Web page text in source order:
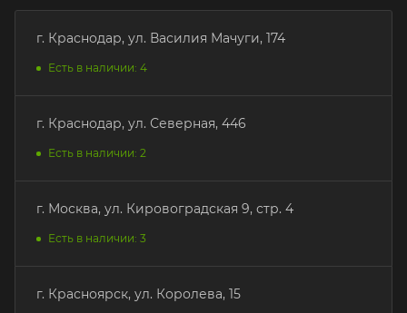
г. Краснодар, ул. Василия Мачуги, 174
Есть в наличии: 4
г. Краснодар, ул. Северная, 446
Есть в наличии: 2
г. Москва, ул. Кировоградская 9, стр. 4
Есть в наличии: 3
г. Красноярск, ул. Королева, 15